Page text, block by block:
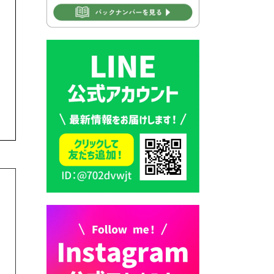
2026年7月30日 豊前市立学校
2026年7月30日 豊前市立学校
紹介≪再編計画の見直しにつ
いて≫
2026年7月29日 豊前市指定ご
み袋販売のお知らせ
2026年7月28日 豊前カラス天
狗みなと祭り（花火大会）開
催決定！
2026年7月28日 令和8年度
京築地区水道企業団職員採用
試験（募集）